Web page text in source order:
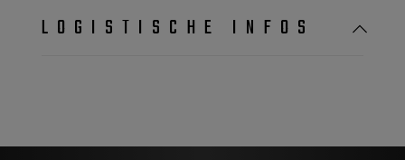
LOGISTISCHE INFOS